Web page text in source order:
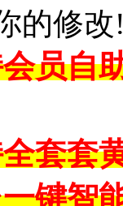
的修
员自
套套
键智